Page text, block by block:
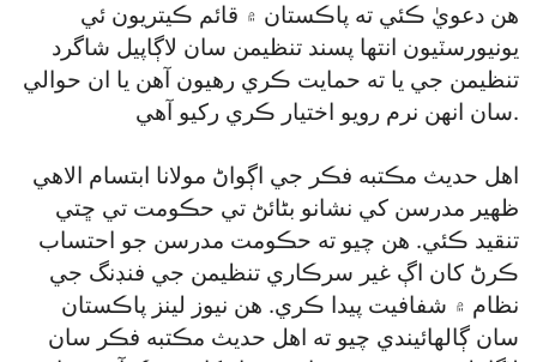
هن دعويٰ ڪئي ته پاڪستان ۾ قائم ڪيتريون ئي
يونيورسٽيون انتها پسند تنظيمن سان لاڳاپيل شاگرد
تنظيمن جي يا ته حمايت ڪري رهيون آهن يا ان حوالي
سان انهن نرم رويو اختيار ڪري رکيو آهي.
اهل حديث مڪتبه فڪر جي اڳواڻ مولانا ابتسام الاهي
ظهير مدرسن کي نشانو بڻائڻ تي حڪومت تي ڇتي
تنقيد ڪئي. هن چيو ته حڪومت مدرسن جو احتساب
ڪرڻ کان اڳ غير سرڪاري تنظيمن جي فنڊنگ جي
نظام ۾ شفافيت پيدا ڪري. هن نيوز لينز پاڪستان
سان ڳالهائيندي چيو ته اهل حديث مڪتبه فڪر سان